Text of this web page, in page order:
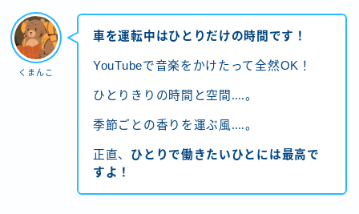
くまんこ
車を運転中はひとりだけの時間です！
YouTubeで音楽をかけたって全然OK！
ひとりきりの時間と空間‥‥。
季節ごとの香りを運ぶ風‥‥。
正直、 ひとりで働きたいひとには最高で
すよ！